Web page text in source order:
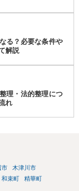
る？必要な条件や
解説
理・法的整理につ
れ
市
木津川市
和束町
精華町